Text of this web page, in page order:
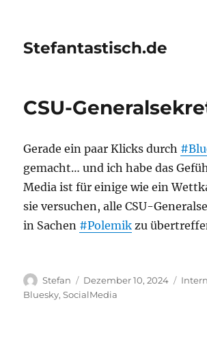
Stefantastisch.de
CSU-
Gerade ein paar Klicks durch
gemacht… und ich habe das
Media ist für einige wie ein
sie versuchen, alle CSU-
in Sachen #Polemik zu
Autor
Stefan
Veröffentlicht
am
Dezember 10, 2024
Bluesky,SocialMedia